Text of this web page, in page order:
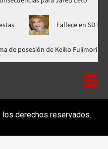
Fallece en SD la abogada
fue a la toma de posesión de
derechos reservados.